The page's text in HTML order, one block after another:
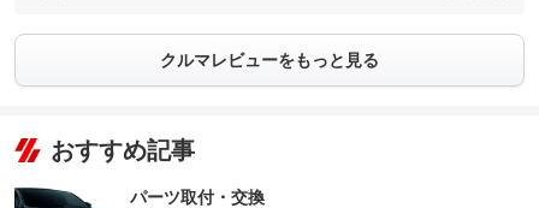
クルマレビューをもっと見る
おすすめ記事
パーツ取付・交換